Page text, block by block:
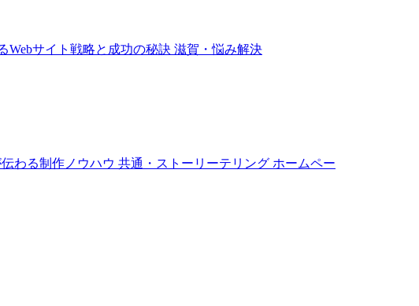
Webサイト戦略と成功の秘訣 滋賀・悩み解決
わる制作ノウハウ 共通・ストーリーテリング ホームペー